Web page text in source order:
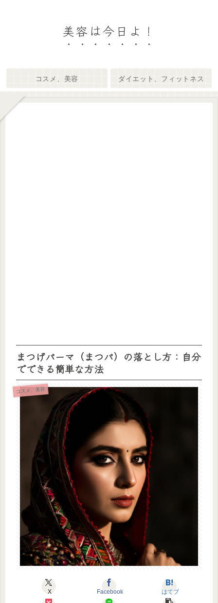
美容は今日よ！
コスメ、美容 ダイエット、フィットネス
まつげパーマ（まつパ）の落とし方：自分
でできる簡単な方法
コスメ、美容
X Facebook はてブ